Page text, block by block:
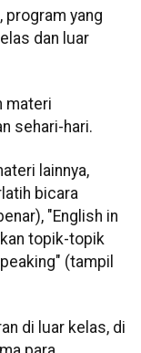
program yang
dan luar
materi
sehari-hari.
lainnya,
bicara
"English in
topik-topik
(tampil
di luar kelas, di